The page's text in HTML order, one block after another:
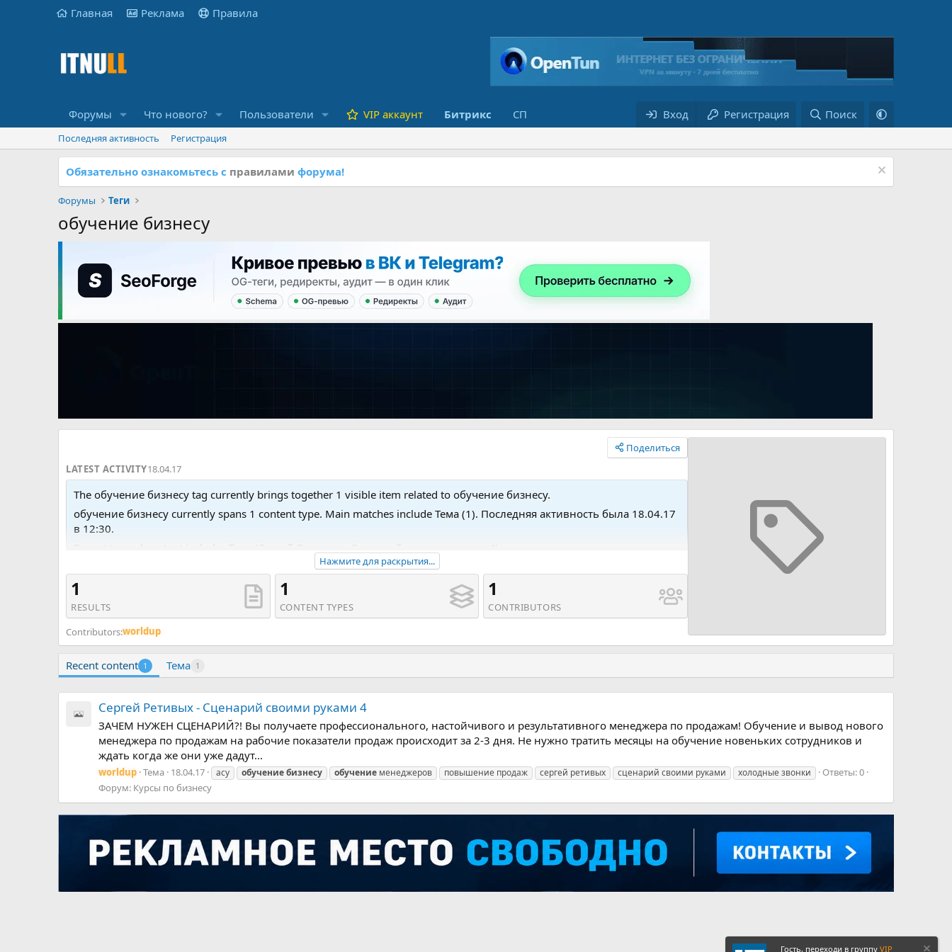
Главная Реклама Правила
Форумы Что нового? Пользователи VIP аккаунт Битрикс СП Вход Регистрация Поиск
Последняя активность Регистрация
Обязательно ознакомьтесь с правилами форума!
Форумы Теги
обучение бизнесу
Поделиться
LATEST ACTIVITY18.04.17
The обучение бизнесу tag currently brings together 1 visible item related to обучение бизнесу.
обучение бизнесу currently spans 1 content type. Main matches include Тема (1). Последняя активность была 18.04.17
в 12:30.
Recent tagged content includes Тема 'Сергей Ретивых - Сценарий своими руками 4'.
Нажмите для раскрытия...
1
RESULTS
1
CONTENT TYPES
1
CONTRIBUTORS
Contributors:worldup
Recent content 1 Тема 1
Сергей Ретивых - Сценарий своими руками 4
ЗАЧЕМ НУЖЕН СЦЕНАРИЙ?! Вы получаете профессионального, настойчивого и результативного менеджера по продажам! Обучение и вывод нового
менеджера по продажам на рабочие показатели продаж происходит за 2-3 дня. Не нужно тратить месяцы на обучение новеньких сотрудников и
ждать когда же они уже дадут...
worldup Тема 18.04.17 асу обучениебизнесу обучение менеджеров повышение продаж сергей ретивых сценарий своими руками холодные звонки
Ответы: 0
Форум: Курсы по бизнесу
Гость, переходи в группу VIP